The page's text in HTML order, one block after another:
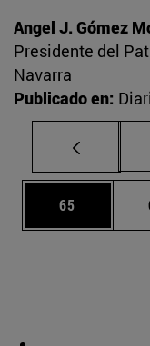
Angel J. Gómez
Presidente del
Navarra
Publicado en:
Página
65